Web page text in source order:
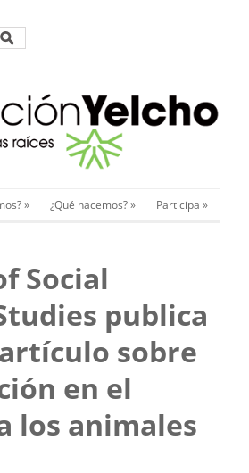
» ¿Qué hacemos?» Participa »
Social
publica
sobre
en el
los animales